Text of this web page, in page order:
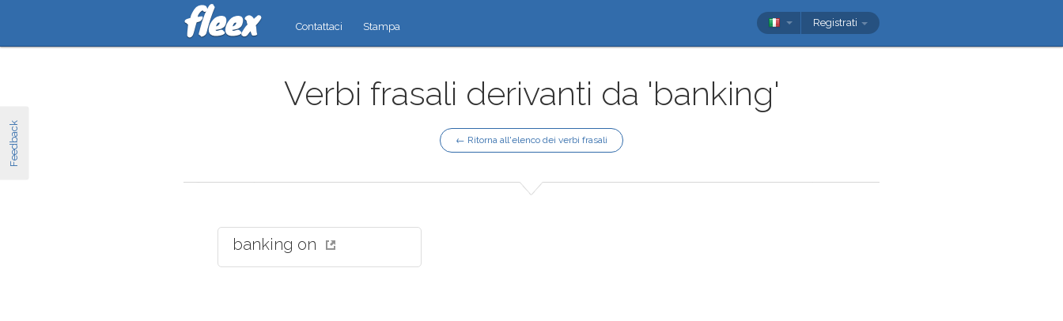
Feedback
Contattaci Stampa Registrati
Verbi frasali derivanti da 'banking'
← Ritorna all'elenco dei verbi frasali
banking on